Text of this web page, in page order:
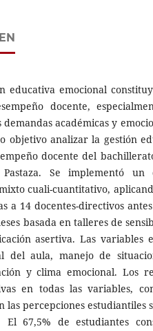
educativa emocional
docente,
demandas académicas y
objetivo analizar la gestión
docente del
Pastaza. Se implementó un
cuali-cuantitativo,
a 14 docentes-directivos
basada en talleres de
asertiva. Las variables
del aula, manejo de
y clima emocional. Los
en todas las variables,
las percepciones estudiantiles
El 67,5% de estudiantes